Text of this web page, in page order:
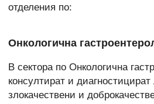
отделения по:
Онкологична
В сектора по Онкологична
консултират и
злокачествени и